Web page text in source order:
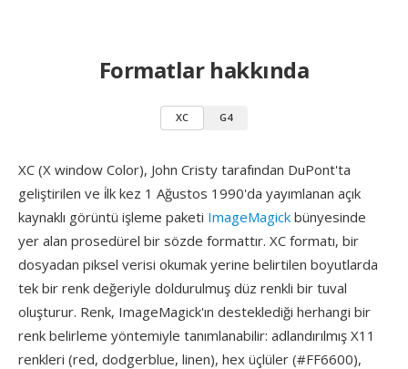
Formatlar hakkında
XC G4
XC (X window Color), John Cristy tarafından DuPont'ta
geliştirilen ve i̇lk kez 1 Ağustos 1990'da yayımlanan açık
kaynaklı görüntü işleme paketi ImageMagick bünyesinde
yer alan prosedürel bir sözde formattır. XC formatı, bir
dosyadan piksel verisi okumak yerine belirtilen boyutlarda
tek bir renk değeriyle doldurulmuş düz renkli bir tuval
oluşturur. Renk, ImageMagick'ın desteklediği herhangi bir
renk belirleme yöntemiyle tanımlanabilir: adlandırılmış X11
renkleri (red, dodgerblue, linen), hex üçlüler (#FF6600),